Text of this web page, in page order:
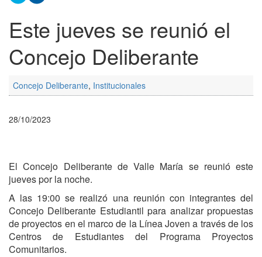
Este jueves se reunió el
Concejo Deliberante
Concejo Deliberante, Institucionales
28/10/2023
El Concejo Deliberante de Valle María se reunió este
jueves por la noche.
A las 19:00 se realizó una reunión con integrantes del
Concejo Deliberante Estudiantil para analizar propuestas
de proyectos en el marco de la Línea Joven a través de los
Centros de Estudiantes del Programa Proyectos
Comunitarios.